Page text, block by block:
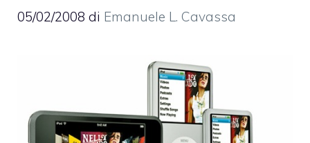
05/02/2008 di Emanuele L. Cavassa